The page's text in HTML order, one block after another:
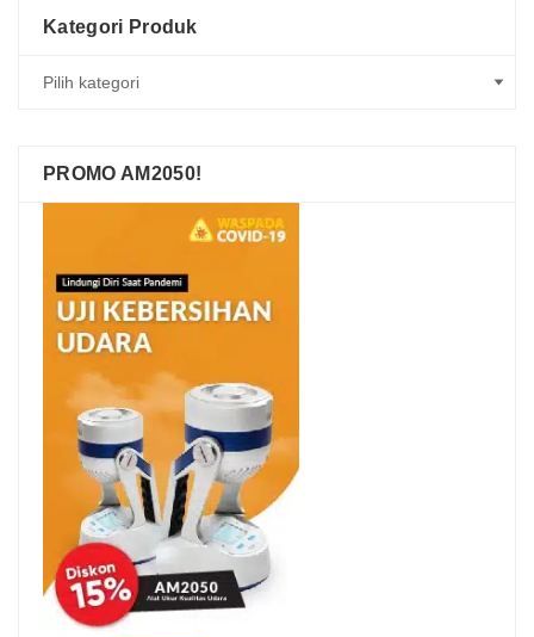
Kategori Produk
PROMO AM2050!